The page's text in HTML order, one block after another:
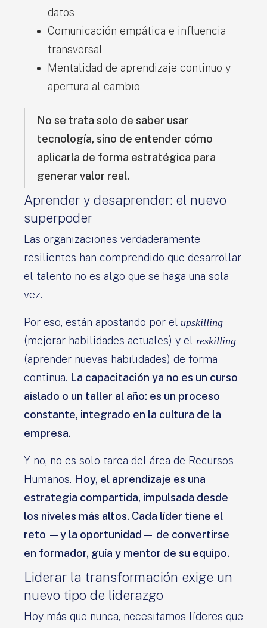
datos
Comunicación empática e influencia
transversal
Mentalidad de aprendizaje continuo y
apertura al cambio
No se trata solo de saber usar
tecnología, sino de entender cómo
aplicarla de forma estratégica para
generar valor real.
Aprender y desaprender: el nuevo
superpoder
Las organizaciones verdaderamente
resilientes han comprendido que desarrollar
el talento no es algo que se haga una sola
vez.
Por eso, están apostando por el upskilling
(mejorar habilidades actuales) y el reskilling
(aprender nuevas habilidades) de forma
continua. La capacitación ya no es un curso
aislado o un taller al año: es un proceso
constante, integrado en la cultura de la
empresa.
Y no, no es solo tarea del área de Recursos
Humanos. Hoy, el aprendizaje es una
estrategia compartida, impulsada desde
los niveles más altos. Cada líder tiene el
reto —y la oportunidad— de convertirse
en formador, guía y mentor de su equipo.
Liderar la transformación exige un
nuevo tipo de liderazgo
Hoy más que nunca, necesitamos líderes que